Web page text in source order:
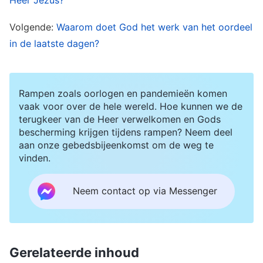
winst, en elkaar zwart maken. Dit komt heel
vaak voor. Het geloof van de meeste mensen is
genade, maar ze doen niet wat Hij zegt. Bij een
crisis rennen ze naar de kerk, maar als het rustig
is, lopen ze de wereld achterna. En kerken
organiseren het ene feestje na het andere.
Niemand communiceert over de waarheid of
deelt een persoonlijk getuigenis, maar ze doen
alleen wie de meeste genade, de grootste
zegeningen ontvangt. Nu de grote rampen
een wolk komt om hen op te nemen, bekoelt het
Volgende: Waarom doet God het werk van het oordeel
in de laatste dagen?
Rampen zoals oorlogen en pandemieën komen
vaak voor over de hele wereld. Hoe kunnen we de
terugkeer van de Heer verwelkomen en Gods
bescherming krijgen tijdens rampen? Neem deel
aan onze gebedsbijeenkomst om de weg te
vinden.
Neem contact op via Messenger
Gerelateerde inhoud